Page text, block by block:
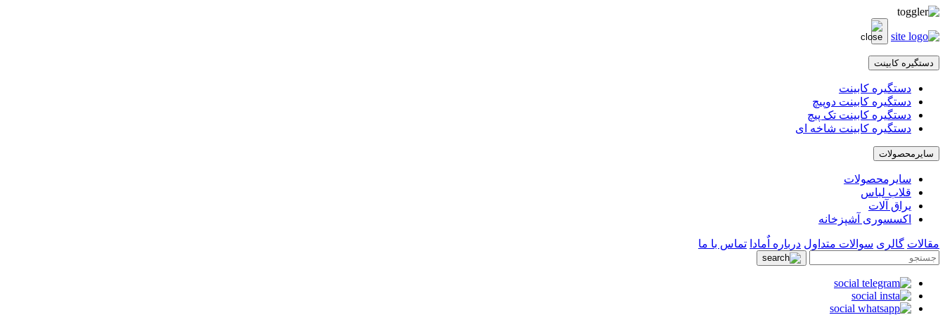
دستگیره کابینت
دستگیره کابینت
دستگیره کابینت دوپیچ
دستگیره کابینت تک پیچ
دستگیره کابینت شاخه ای
سایرمحصولات
سایرمحصولات
قلاب لباس
یراق آلات
اکسسوری آشپزخانه
مقالات گالری سوالات متداول درباره اٌمادا تماس با ما